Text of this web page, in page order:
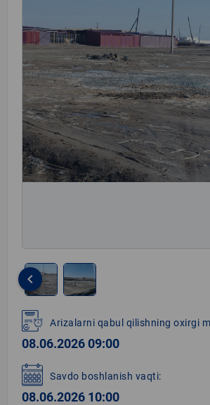
1
of
2
keyboard_arrow_left
Arizalarni qabul qilishning oxirgi
08.06.2026 09:00
Savdo boshlanish vaqti:
08.06.2026 10:00